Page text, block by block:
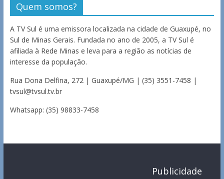
Quem somos?
A TV Sul é uma emissora localizada na cidade de Guaxupé, no
Sul de Minas Gerais. Fundada no ano de 2005, a TV Sul é
afiliada à Rede Minas e leva para a região as notícias de
interesse da população.
Rua Dona Delfina, 272 | Guaxupé/MG | (35) 3551-7458 |
tvsul@tvsul.tv.br
Whatsapp: (35) 98833-7458
Publicidade